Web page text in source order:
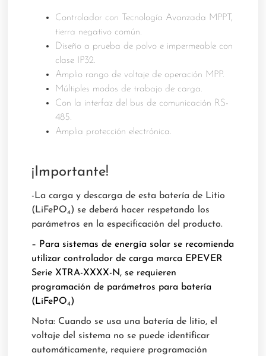
Controlador con Tecnología Avanzada MPPT,
tierra negativo común.
Diseño a prueba de polvo e impermeable con
clase IP32.
Amplio rango de voltaje de operación MPP.
Múltiples modos de trabajo de carga.
Con la interfaz del bus de comunicación RS-
485.
Amplia protección electrónica.
¡Importante!
-La carga y descarga de esta batería de Litio
(LiFePO4) se deberá hacer respetando los
parámetros en la especificación del producto.
– Para sistemas de energía solar se recomienda
utilizar controlador de carga marca EPEVER
Serie XTRA-XXXX-N, se requieren
programación de parámetros para batería
(LiFePO4)
Nota: Cuando se usa una batería de litio, el
voltaje del sistema no se puede identificar
automáticamente, requiere programación